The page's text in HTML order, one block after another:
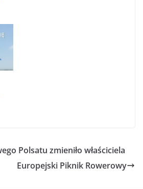
Polsatu zmieniło właściciela
Europejski Piknik Rowerowy